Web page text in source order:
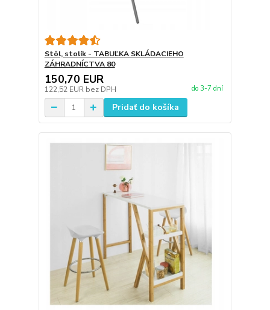
Stôl, stolík - TABUĽKA SKLÁDACIEHO
ZÁHRADNÍCTVA 80
150,70 EUR
122,52 EUR bez DPH do 3-7 dní
Pridať do košíka